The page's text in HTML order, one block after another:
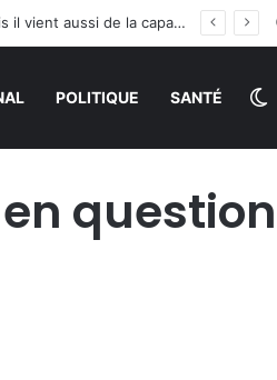
BAD: le problème de l’Afrique ne réside pas seulement dans le manque de ressources, mais il vient aussi de la capacité à déployer efficacement les capitaux
POLITIQUE SANTÉ
question